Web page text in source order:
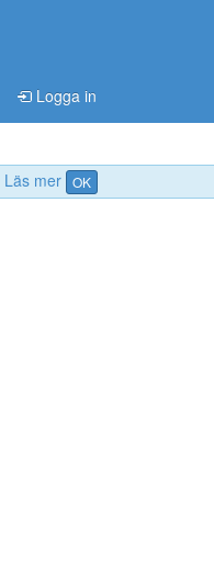
Läs mer OK
Logga in